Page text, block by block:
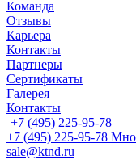
Команда
Отзывы
Карьера
Контакты
Партнеры
Сертификаты
Галерея
Контакты
+7 (495) 225-95-78
+7 (495) 225-95-78
sale@ktnd.ru